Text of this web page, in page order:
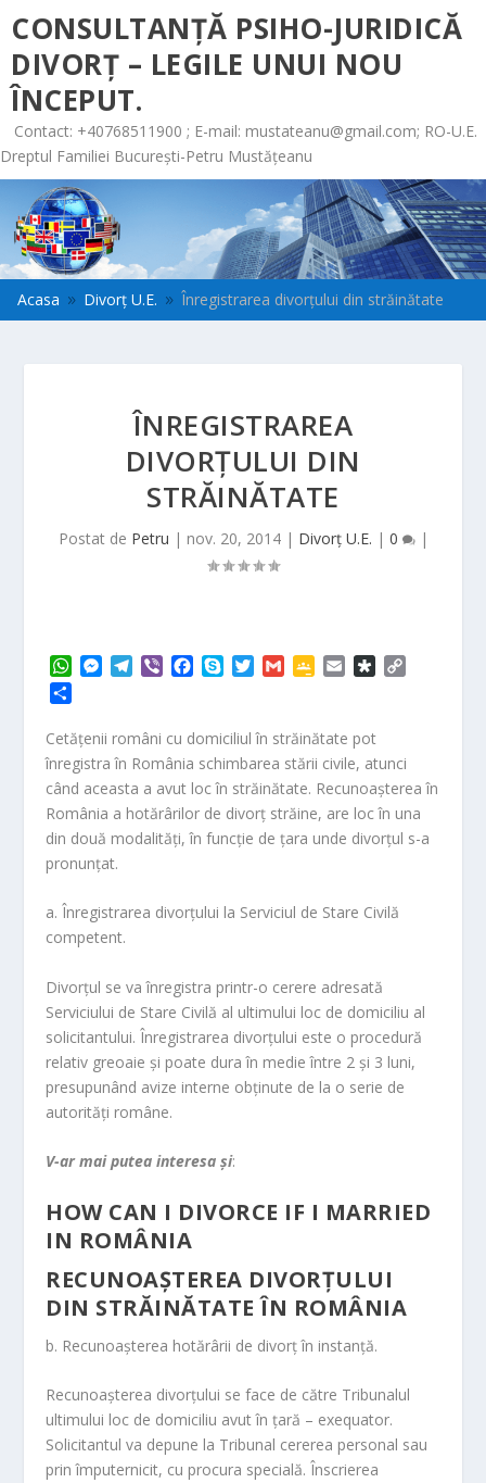
CONSULTANȚĂ PSIHO-JURIDICĂ
DIVORȚ – LEGILE UNUI NOU
ÎNCEPUT.
Contact: +40768511900 ; E-mail: mustateanu@gmail.com; RO-U.E.
Dreptul Familiei București-Petru Mustățeanu
Acasa 9 Divorț U.E. 9 Înregistrarea divorţului din străinătate
ÎNREGISTRAREA
DIVORŢULUI DIN
STRĂINĂTATE
Postat de Petru | nov. 20, 2014| Divorț U.E. | 0 |
W
t
s
A
p
p
M
s
n
g
e
r
T
e
g
r
a
m
V
e
r
e
o
o
k
p
e
T
t
e
r
G
i
G
g
l
e
C
l
a
r
i
l
D
s
o
r
a
n
k
r
t
a
j
e
a
z
Cetăţenii români cu domiciliul în străinătate pot
înregistra în România schimbarea stării civile, atunci
când aceasta a avut loc în străinătate. Recunoaşterea în
România a hotărârilor de divorţ străine, are loc în una
din două modalităţi, în funcţie de ţara unde divorţul s-a
pronunţat.
a. Înregistrarea divorţului la Serviciul de Stare Civilă
competent.
Divorţul se va înregistra printr-o cerere adresată
Serviciului de Stare Civilă al ultimului loc de domiciliu al
solicitantului. Înregistrarea divorţului este o procedură
relativ greoaie şi poate dura în medie între 2 şi 3 luni,
presupunând avize interne obţinute de la o serie de
autorităţi române.
V-ar mai putea interesa și:
HOW CAN I DIVORCE IF I MARRIED
IN ROMÂNIA
RECUNOAȘTEREA DIVORȚULUI
DIN STRĂINĂTATE ÎN ROMÂNIA
b. Recunoaşterea hotărârii de divorţ în instanţă.
Recunoaşterea divorţului se face de către Tribunalul
ultimului loc de domiciliu avut în ţară – exequator.
Solicitantul va depune la Tribunal cererea personal sau
prin împuternicit, cu procura specială. Înscrierea